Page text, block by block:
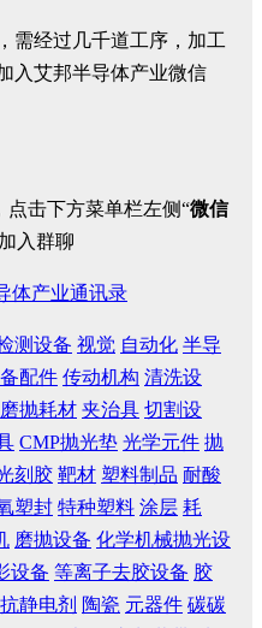
需经过几千道工序，加工
入艾邦半导体产业微信
击下方菜单栏左侧“微信
入群聊
体产业通讯录
测设备 视觉 自动化 半导
配件 传动机构 清洗设
磨抛耗材 夹治具 切割设
CMP抛光垫 光学元件 抛
刻胶 靶材 塑料制品 耐酸
塑封 特种塑料 涂层 耗
磨抛设备 化学机械抛光设
设备 等离子去胶设备 胶
抗静电剂 陶瓷 元器件 碳碳